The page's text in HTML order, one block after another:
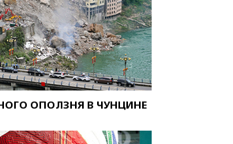
ОПОЛЗНЯ В ЧУНЦИНЕ